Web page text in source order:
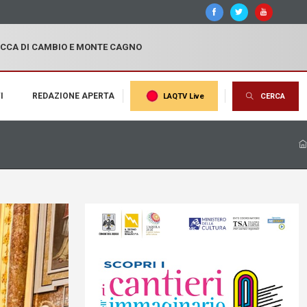
DI CAMBIO E MONTE CAGNO
REDAZIONE APERTA LAQTV Live CERCA